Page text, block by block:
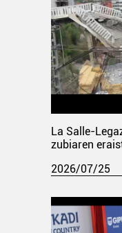
La Salle-
zubiaren
2026/07/25